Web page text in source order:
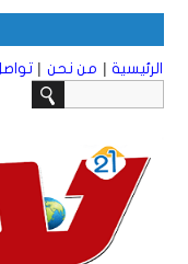
الرئيسية | من نحن |